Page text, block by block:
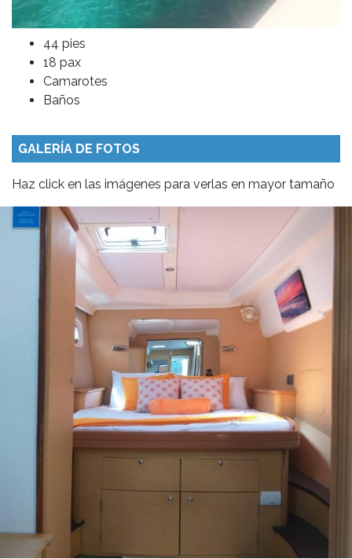
44 pies
18 pax
Camarotes
Baños
GALERÍA DE FOTOS
Haz click en las imágenes para verlas en mayor tamaño